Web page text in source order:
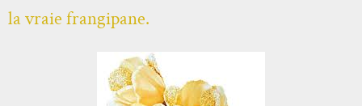
la vraie frangipane.